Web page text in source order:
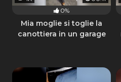
0%
Mia moglie si toglie la
canottiera in un garage